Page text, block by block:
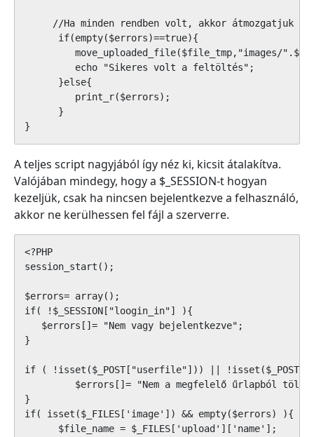
//Ha minden rendben volt, akkor átmozgatjuk a
      if(empty($errors)==true){
move_uploaded_file($file_tmp,"images/
         echo "Sikeres volt a feltöltés";
      }else{
         print_r($errors);
      }
}
A teljes script nagyjából így néz ki, kicsit átalakítva.
Valójában mindegy, hogy a $_SESSION-t hogyan
kezeljük, csak ha nincsen bejelentkezve a felhasználó,
akkor ne kerülhessen fel fájl a szerverre.
<?PHP
session_start();
$errors= array();
if( !$_SESSION["loogin_in"] ){
   $errors[]= "Nem vagy bejelentkezve";
}
if ( !isset($_POST["userfile"])) ||
$errors[]= "Nem a megfelelő űrlapból
}
if( isset($_FILES['image']) && empty($errors) ){
      $file_name = $_FILES['upload']['name'];